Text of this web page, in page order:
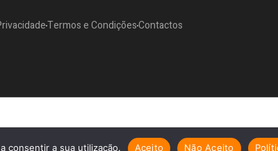
Termos e CondiçõesContactos
consentir a sua utilização. Aceito Não Aceito